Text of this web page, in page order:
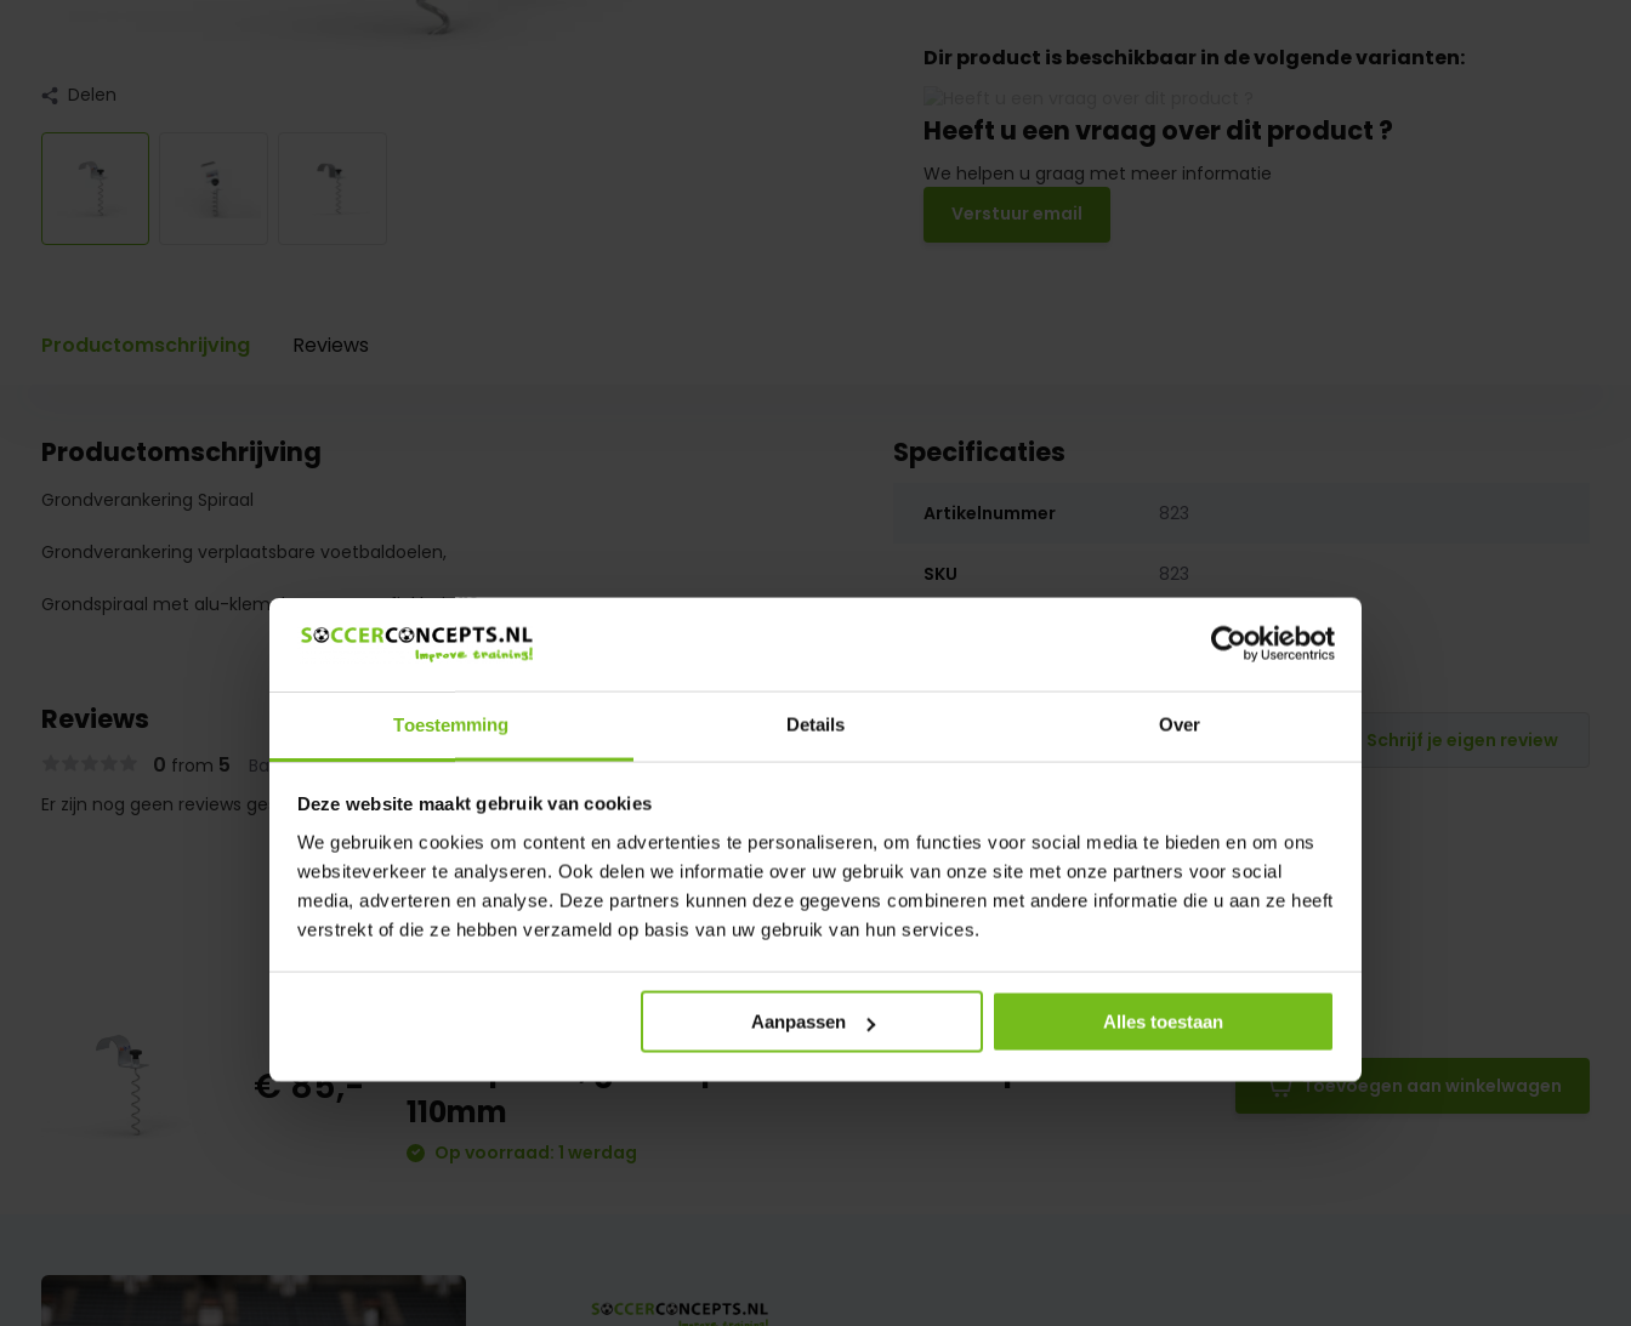
Toestemming Details Over
Deze website maakt gebruik van cookies
We gebruiken cookies om content en advertenties te personaliseren, om functies voor social media te bieden en om ons
websiteverkeer te analyseren. Ook delen we informatie over uw gebruik van onze site met onze partners voor social
media, adverteren en analyse. Deze partners kunnen deze gegevens combineren met andere informatie die u aan ze heeft
verstrekt of die ze hebben verzameld op basis van uw gebruik van hun services.
Aanpassen Alles toestaan
Delen
Dir product is beschikbaar in de volgende varianten:
Heeft u een vraag over dit product ?
We helpen u graag met meer informatie
Verstuur email
Productomschrijving Reviews
Productomschrijving
Grondverankering Spiraal
Grondverankering verplaatsbare voetbaldoelen,
Grondspiraal met alu-klemplaat voor profiel buis 110mm
Specificaties
Artikelnummer 823
SKU 823
Reviews
0 from 5 Based on 0 reviews
Schrijf je eigen review
Er zijn nog geen reviews geschreven over dit product..
€ 85,-
Grondverankering verplaatsbare voetbaldoelen
110mm
Op voorraad: 1 werdag
Toevoegen aan winkelwagen